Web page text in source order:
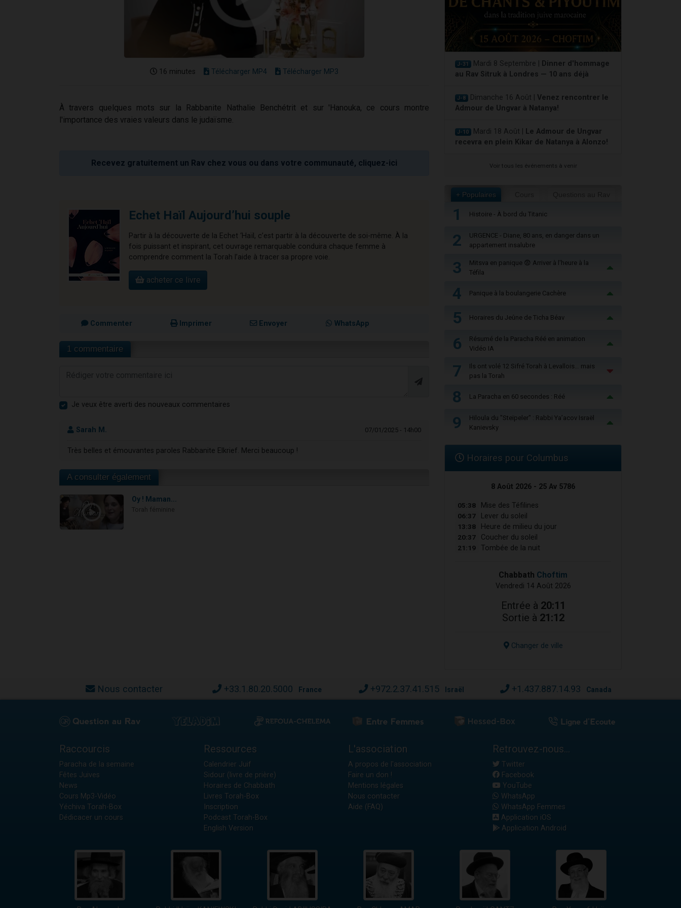
16 minutes Télécharger MP4 Télécharger MP3
À travers quelques mots sur la Rabbanite Nathalie Benchétrit et sur 'Hanouka, ce cours montre
l'importance des vraies valeurs dans le judaïsme.
Recevez gratuitement un Rav chez vous ou dans votre communauté, cliquez-ici
Echet Haïl Aujourd’hui souple
Partir à la découverte de la Echet ‘Haïl, c’est partir à la découverte de soi-même. À la
fois puissant et inspirant, cet ouvrage remarquable conduira chaque femme à
comprendre comment la Torah l’aide à tracer sa propre voie.
acheter ce livre
Commenter Imprimer Envoyer WhatsApp
1 commentaire
Je veux être averti des nouveaux commentaires
Sarah M. 07/01/2025 - 14h00
Très belles et émouvantes paroles Rabbanite Elkrief. Merci beaucoup !
A consulter également
Oy ! Maman...
J-31 Mardi 8 Septembre |
Dinner d'hommage
au Rav Sitruk à Londres — 10 ans déjà
J-8 Dimanche 16 Août | Venez rencontrer le
Admour de Ungvar à Natanya!
J-10 Mardi 18 Août |
Le Admour de Ungvar
recevra en plein Kikar de Natanya à Alonzo!
Voir tous les événements à venir
+ Populaires
1 Histoire - À bord du Titanic
2
URGENCE - Diane, 80 ans, en danger dans un
appartement insalubre
3
Mitsva en panique 😨 Arriver à l'heure à la
Téfila
4 Panique à la boulangerie Cachère
5 Horaires du Jeûne de Ticha Béav
6
Résumé de la Paracha Réé en animation
Vidéo IA
7
Ils ont volé 12 Sifré Torah à Levallois… mais
pas la Torah
8 La Paracha en 60 secondes : Réé
9
Hiloula du "Steïpeler" : Rabbi Ya’acov Israël
Kanievsky
Horaires pour Columbus
8 Août 2026 - 25 Av 5786
05:38 Mise des Téfilines
06:37 Lever du soleil
13:38 Heure de milieu du jour
20:37 Coucher du soleil
21:19 Tombée de la nuit
Chabbath Choftim
Vendredi 14 Août 2026
Entrée à 20:11
Sortie à 21:12
Changer de ville
Nous contacter +33.1.80.20.5000 France +972.2.37.41.515 Israël +1.437.887.14.93 Canada
Raccourcis
Paracha de la semaine
Fêtes Juives
News
Cours Mp3-Vidéo
Yéchiva Torah-Box
Dédicacer un cours
Ressources
Calendrier Juif
Sidour (livre de prière)
Horaires de Chabbath
Livres Torah-Box
Inscription
Podcast Torah-Box
English Version
L'association
A propos de l'association
Faire un don !
Mentions légales
Nous contacter
Aide (FAQ)
Retrouvez-nous...
Twitter
Facebook
YouTube
WhatsApp
WhatsApp Femmes
Application iOS
Application Android